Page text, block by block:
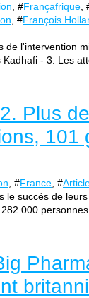
, #Françafrique ,
, #François
l'intervention
- 3. Les
Plus
101
, #France , #
le succès de